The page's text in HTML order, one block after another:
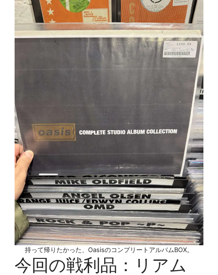
持って帰りたかった、OasisのコンプリートアルバムBOX。
今回の戦利品：リアム